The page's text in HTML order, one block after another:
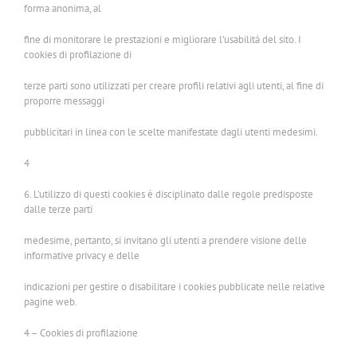
forma anonima, al
fine di monitorare le prestazioni e migliorare l’usabilità del sito. I
cookies di profilazione di
terze parti sono utilizzati per creare profili relativi agli utenti, al fine di
proporre messaggi
pubblicitari in linea con le scelte manifestate dagli utenti medesimi.
4
6. L’utilizzo di questi cookies è disciplinato dalle regole predisposte
dalle terze parti
medesime, pertanto, si invitano gli utenti a prendere visione delle
informative privacy e delle
indicazioni per gestire o disabilitare i cookies pubblicate nelle relative
pagine web.
4 – Cookies di profilazione